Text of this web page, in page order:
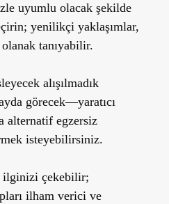
uyumlu olacak şekilde
yenilikçi yaklaşımlar,
tanıyabilir.
alışılmadık
görecek—yaratıcı
alternatif egzersiz
isteyebilirsiniz.
ilginizi çekebilir;
ilham verici ve